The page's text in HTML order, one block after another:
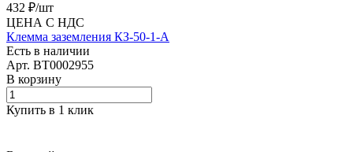
432 ₽/шт
ЦЕНА С НДС
Клемма заземления КЗ-50-1-А
Есть в наличии
Арт. BT0002955
В корзину
Купить в 1 клик